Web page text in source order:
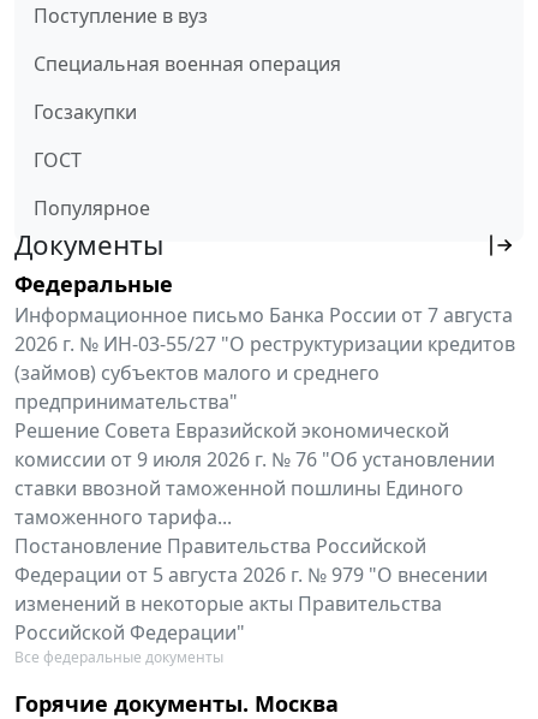
Поступление в вуз
Специальная военная операция
Госзакупки
ГОСТ
Популярное
Документы
Федеральные
Информационное письмо Банка России от 7 августа
2026 г. № ИН-03-55/27 "О реструктуризации кредитов
(займов) субъектов малого и среднего
предпринимательства"
Решение Совета Евразийской экономической
комиссии от 9 июля 2026 г. № 76 "Об установлении
ставки ввозной таможенной пошлины Единого
таможенного тарифа...
Постановление Правительства Российской
Федерации от 5 августа 2026 г. № 979 "О внесении
изменений в некоторые акты Правительства
Российской Федерации"
Все федеральные документы
Горячие документы. Москва